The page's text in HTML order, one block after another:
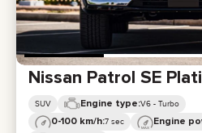
Nissan Patrol SE
SUV Engine type:V6 - Turbo
0-100 km/h:7 sec Engine